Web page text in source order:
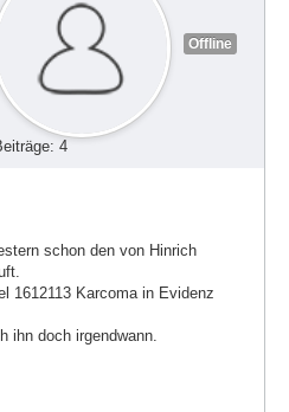
Offline
4
schon den von Hinrich
1612113 Karcoma in Evidenz
ihn doch irgendwann.